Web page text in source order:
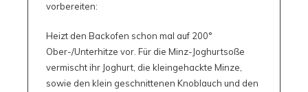
vorbereiten:
Heizt den Backofen schon mal auf 200°
Ober-/Unterhitze vor. Für die Minz-Joghurtsoße
vermischt ihr Joghurt, die kleingehackte Minze,
sowie den klein geschnittenen Knoblauch und den